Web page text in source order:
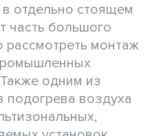
отдельно стоящем
часть большого
рассмотреть монтаж
одним из
воздуха